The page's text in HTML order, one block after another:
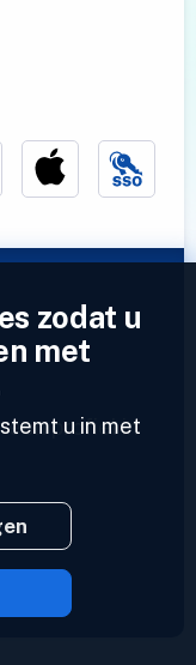
een profiel in
zodat u
met
u in met